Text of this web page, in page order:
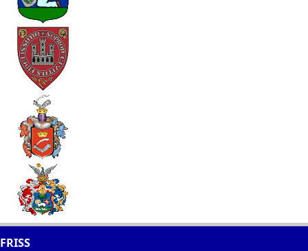
FRISS